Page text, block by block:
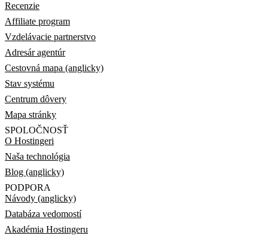
Recenzie
Affiliate program
Vzdelávacie partnerstvo
Adresár agentúr
Cestovná mapa (anglicky)
Stav systému
Centrum dôvery
Mapa stránky
SPOLOČNOSŤ
O Hostingeri
Naša technológia
Blog (anglicky)
PODPORA
Návody (anglicky)
Databáza vedomostí
Akadémia Hostingeru